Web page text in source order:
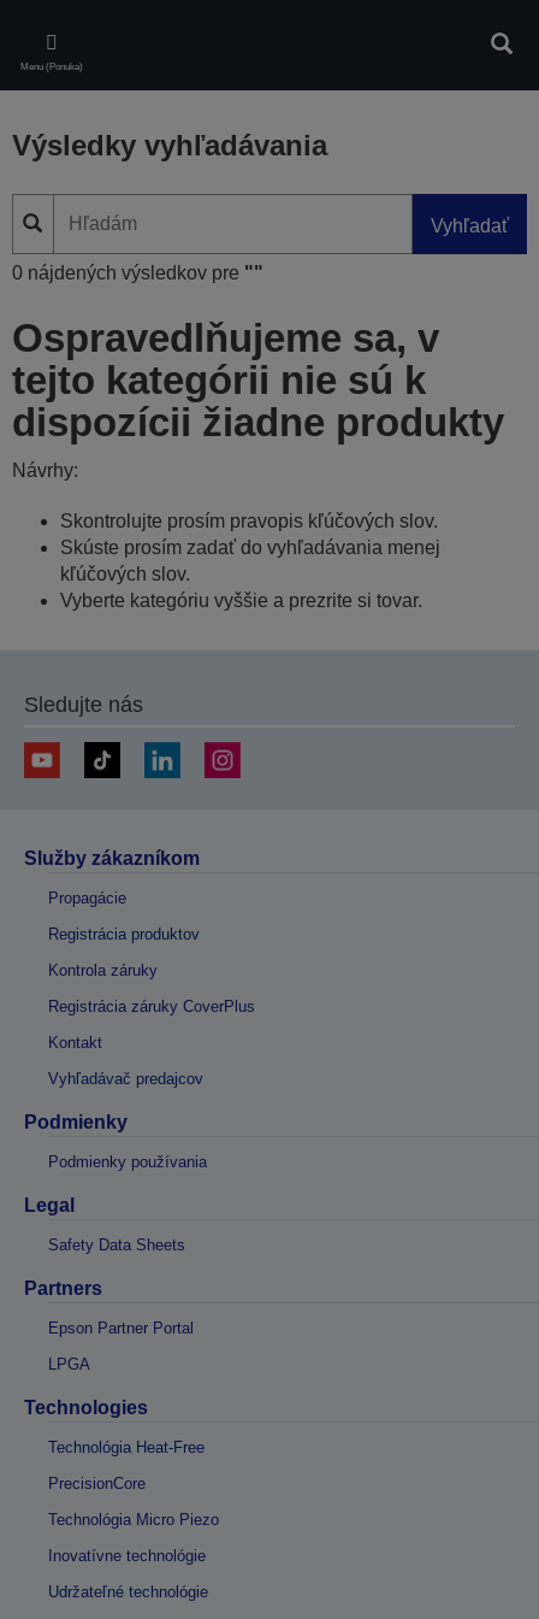
main
content
Menu (Ponuka)
Výsledky vyhľadávania
Vyhľadať
0 nájdených výsledkov pre ""
Ospravedlňujeme sa, v
tejto kategórii nie sú k
dispozícii žiadne produkty
Návrhy:
Skontrolujte prosím pravopis kľúčových slov.
Skúste prosím zadať do vyhľadávania menej
kľúčových slov.
Vyberte kategóriu vyššie a prezrite si tovar.
Sledujte nás
Služby zákazníkom
Propagácie
Registrácia produktov
Kontrola záruky
Registrácia záruky CoverPlus
Kontakt
Vyhľadávač predajcov
Podmienky
Podmienky používania
Legal
Safety Data Sheets
Partners
Epson Partner Portal
LPGA
Technologies
Technológia Heat-Free
PrecisionCore
Technológia Micro Piezo
Inovatívne technológie
Udržateľné technológie